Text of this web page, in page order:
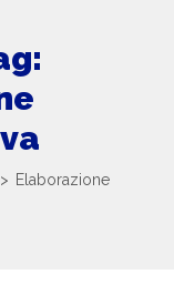
> Elaborazione